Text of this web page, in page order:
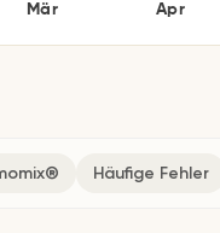
Mär Apr
Häufige Fehler